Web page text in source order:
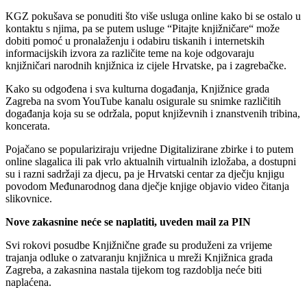
KGZ pokušava se ponuditi što više usluga online kako bi se ostalo u
kontaktu s njima, pa se putem usluge “Pitajte knjižničare“ može
dobiti pomoć u pronalaženju i odabiru tiskanih i internetskih
informacijskih izvora za različite teme na koje odgovaraju
knjižničari narodnih knjižnica iz cijele Hrvatske, pa i zagrebačke.
Kako su odgođena i sva kulturna događanja, Knjižnice grada
Zagreba na svom YouTube kanalu osigurale su snimke različitih
događanja koja su se održala, poput književnih i znanstvenih tribina,
koncerata.
Pojačano se populariziraju vrijedne Digitalizirane zbirke i to putem
online slagalica ili pak vrlo aktualnih virtualnih izložaba, a dostupni
su i razni sadržaji za djecu, pa je Hrvatski centar za dječju knjigu
povodom Međunarodnog dana dječje knjige objavio video čitanja
slikovnice.
Nove zakasnine neće se naplatiti, uveden mail za PIN
Svi rokovi posudbe Knjižnične građe su produženi za vrijeme
trajanja odluke o zatvaranju knjižnica u mreži Knjižnica grada
Zagreba, a zakasnina nastala tijekom tog razdoblja neće biti
naplaćena.